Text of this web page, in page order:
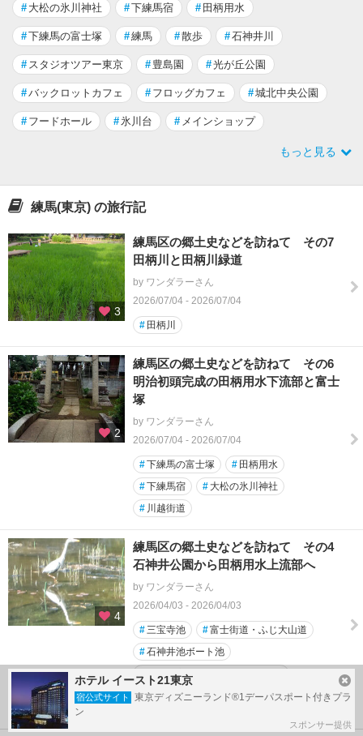
# 大松の氷川神社 #下練馬宿 # 田柄用水
#下練馬の富士塚 #練馬 #散歩 #石神井川
# スタジオツアー東京 # 豊島園 #光が丘公園
#バックロットカフェ # フロッグカフェ #城北中央公園
# フードホール # 氷川台 # メインショップ
もっと見る
練馬(東京) の旅行記
3
練馬区の郷土史などを訪ねて その7
田柄川と田柄川緑道
by ワンダラーさん
2026/07/04 - 2026/07/04
# 田柄川
2
練馬区の郷土史などを訪ねて その6
明治初頭完成の田柄用水下流部と富士
塚
by ワンダラーさん
2026/07/04 - 2026/07/04
#下練馬の富士塚 # 田柄用水
#下練馬宿 # 大松の氷川神社
# 川越街道
4
練馬区の郷土史などを訪ねて その4
石神井公園から田柄用水上流部へ
by ワンダラーさん
2026/04/03 - 2026/04/03
#三宝寺池 #富士街道・ふじ大山道
#石神井池ボート池
# 練馬区立石神井松の風文化公園
#都立石神井公園
ホテル イースト21東京
宿公式サイト
東京ディズニーランド®1デーパスポート付きプラ
ン
スポンサー提供